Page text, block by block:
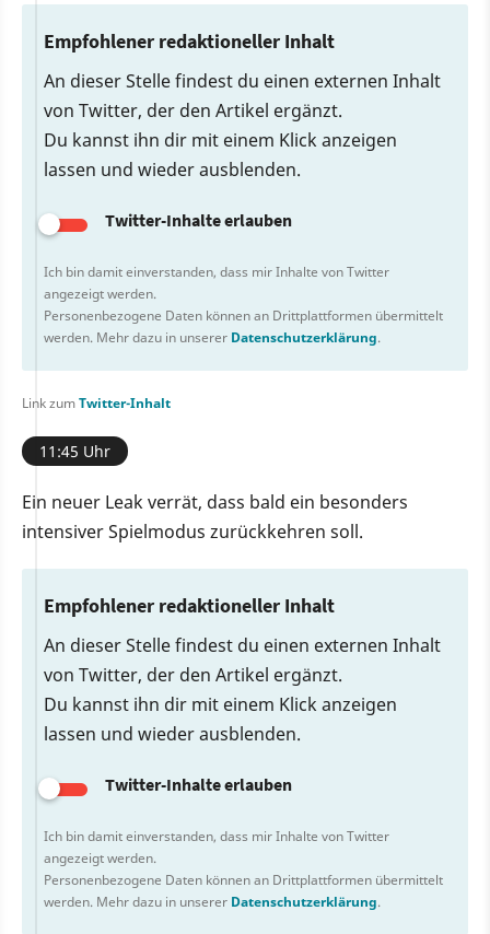
Empfohlener redaktioneller Inhalt
An dieser Stelle findest du einen externen Inhalt
von Twitter, der den Artikel ergänzt.
Du kannst ihn dir mit einem Klick anzeigen
lassen und wieder ausblenden.
Twitter-Inhalte erlauben
Ich bin damit einverstanden, dass mir Inhalte von Twitter
angezeigt werden.
Personenbezogene Daten können an Drittplattformen übermittelt
werden. Mehr dazu in unserer Datenschutzerklärung.
Link zumTwitter-Inhalt
11:45 Uhr
Ein neuer Leak verrät, dass bald ein besonders
intensiver Spielmodus zurückkehren soll.
Empfohlener redaktioneller Inhalt
An dieser Stelle findest du einen externen Inhalt
von Twitter, der den Artikel ergänzt.
Du kannst ihn dir mit einem Klick anzeigen
lassen und wieder ausblenden.
Twitter-Inhalte erlauben
Ich bin damit einverstanden, dass mir Inhalte von Twitter
angezeigt werden.
Personenbezogene Daten können an Drittplattformen übermittelt
werden. Mehr dazu in unserer Datenschutzerklärung.